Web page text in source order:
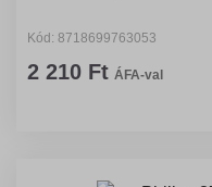
Kód: 8718699763053
2 210 Ft ÁFA-val